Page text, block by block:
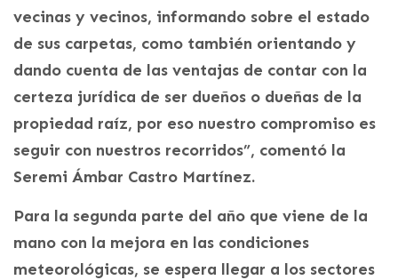
vecinas y vecinos, informando sobre el estado
de sus carpetas, como también orientando y
dando cuenta de las ventajas de contar con la
certeza jurídica de ser dueños o dueñas de la
propiedad raíz, por eso nuestro compromiso es
seguir con nuestros recorridos”, comentó la
Seremi Ámbar Castro Martínez.
Para la segunda parte del año que viene de la
mano con la mejora en las condiciones
meteorológicas, se espera llegar a los sectores